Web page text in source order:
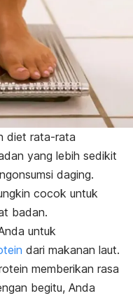
diet rata-rata
yang lebih sedikit
daging.
cocok untuk
badan.
untuk
dari makanan laut.
memberikan rasa
begitu, Anda